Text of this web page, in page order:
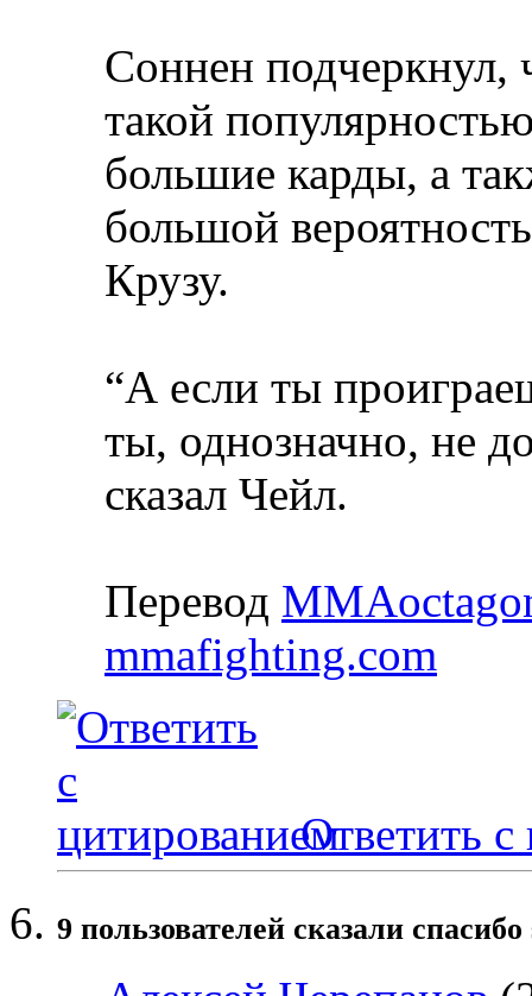
Соннен подчеркнул,
такой
большие карды, а
большой
Крузу.
“А если ты
ты, однозначно, не
сказал Чейл.
Перевод
mmafighting.com
Ответить с
9 пользователей сказали